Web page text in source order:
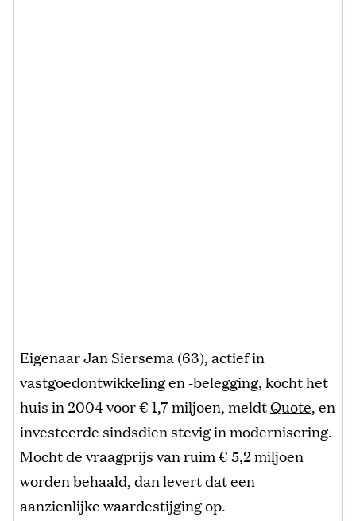
Eigenaar Jan Siersema (63), actief in
vastgoedontwikkeling en -belegging, kocht het
huis in 2004 voor € 1,7 miljoen, meldtQuote, en
investeerde sindsdien stevig in modernisering.
Mocht de vraagprijs van ruim € 5,2 miljoen
worden behaald, dan levert dat een
aanzienlijke waardestijging op.